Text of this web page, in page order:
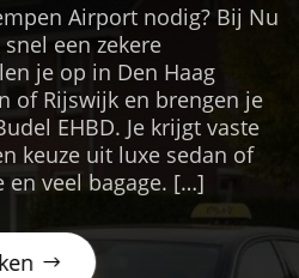
Airport nodig? Bij Nu
een zekere
je op in Den Haag
of Rijswijk en brengen je
EHBD. Je krijgt vaste
keuze uit luxe sedan of
veel bagage. […]